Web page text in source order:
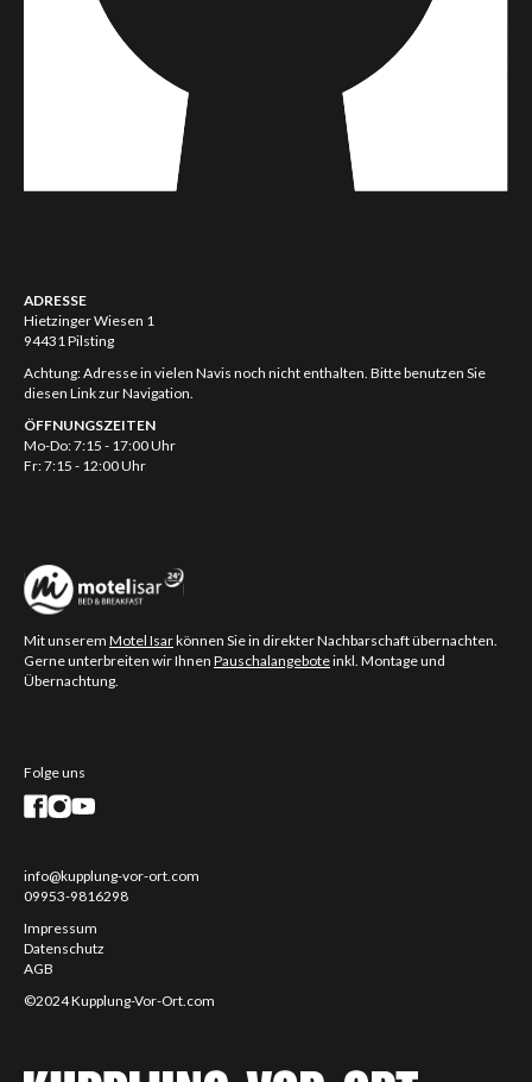
ADRESSE
Hietzinger Wiesen 1
94431 Pilsting
Achtung: Adresse in vielen Navis noch nicht enthalten. Bitte benutzen Sie
diesen Link zur Navigation.
ÖFFNUNGSZEITEN
Mo-Do: 7:15 - 17:00 Uhr
Fr: 7:15 - 12:00 Uhr
Mit unserem Motel Isarkönnen Sie in direkter Nachbarschaft übernachten.
Gerne unterbreiten wir Ihnen Pauschalangeboteinkl. Montage und
Übernachtung.
Folge uns
info@kupplung-vor-ort.com
09953-9816298
Impressum
Datenschutz
AGB
©2024 Kupplung-Vor-Ort.com